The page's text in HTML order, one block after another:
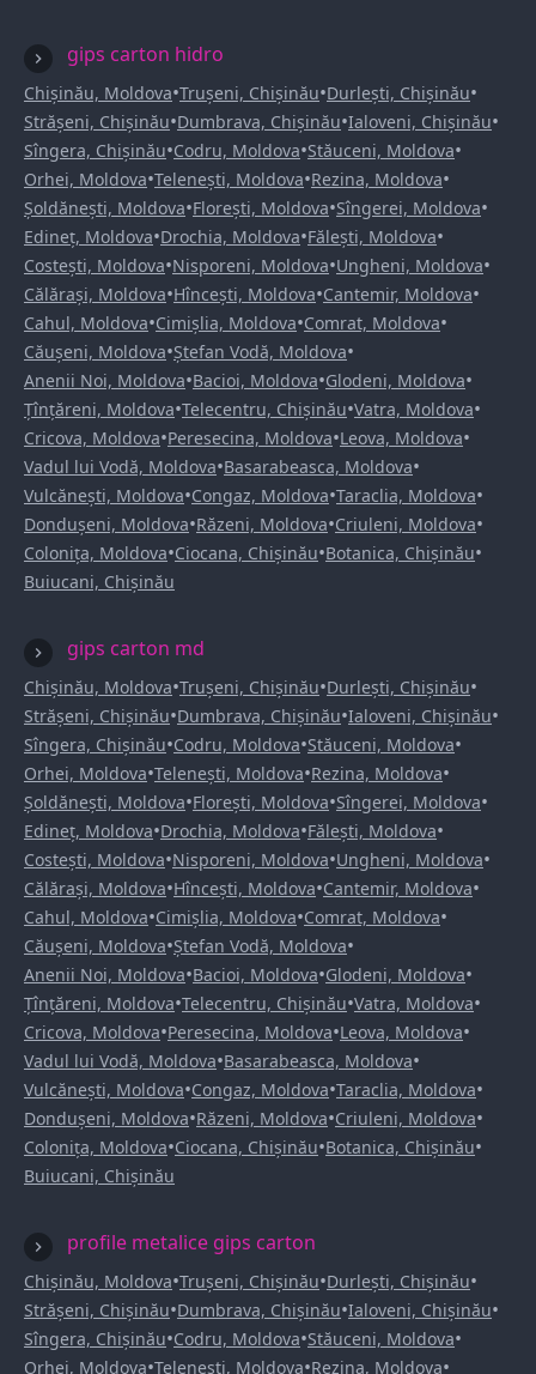
gips carton hidro
Chișinău, Moldova•Trușeni, Chișinău•Durlești, Chișinău•
Strășeni, Chișinău•Dumbrava, Chișinău•Ialoveni, Chișinău•
Sîngera, Chișinău•Codru, Moldova•Stăuceni, Moldova•
Orhei, Moldova•Telenești, Moldova•Rezina, Moldova•
Șoldănești, Moldova•Florești, Moldova•Sîngerei, Moldova•
Edineț, Moldova•Drochia, Moldova•Fălești, Moldova•
Costești, Moldova•Nisporeni, Moldova•Ungheni, Moldova•
Călărași, Moldova•Hîncești, Moldova•Cantemir, Moldova•
Cahul, Moldova•Cimișlia, Moldova•Comrat, Moldova•
Căușeni, Moldova•Ștefan Vodă, Moldova•
Anenii Noi, Moldova•Bacioi, Moldova•Glodeni, Moldova•
Țînțăreni, Moldova•Telecentru, Chișinău•Vatra, Moldova•
Cricova, Moldova•Peresecina, Moldova•Leova, Moldova•
Vadul lui Vodă, Moldova•Basarabeasca, Moldova•
Vulcănești, Moldova•Congaz, Moldova•Taraclia, Moldova•
Dondușeni, Moldova•Răzeni, Moldova•Criuleni, Moldova•
Colonița, Moldova•Ciocana, Chișinău•Botanica, Chișinău•
Buiucani, Chișinău
gips carton md
Chișinău, Moldova•Trușeni, Chișinău•Durlești, Chișinău•
Strășeni, Chișinău•Dumbrava, Chișinău•Ialoveni, Chișinău•
Sîngera, Chișinău•Codru, Moldova•Stăuceni, Moldova•
Orhei, Moldova•Telenești, Moldova•Rezina, Moldova•
Șoldănești, Moldova•Florești, Moldova•Sîngerei, Moldova•
Edineț, Moldova•Drochia, Moldova•Fălești, Moldova•
Costești, Moldova•Nisporeni, Moldova•Ungheni, Moldova•
Călărași, Moldova•Hîncești, Moldova•Cantemir, Moldova•
Cahul, Moldova•Cimișlia, Moldova•Comrat, Moldova•
Căușeni, Moldova•Ștefan Vodă, Moldova•
Anenii Noi, Moldova•Bacioi, Moldova•Glodeni, Moldova•
Țînțăreni, Moldova•Telecentru, Chișinău•Vatra, Moldova•
Cricova, Moldova•Peresecina, Moldova•Leova, Moldova•
Vadul lui Vodă, Moldova•Basarabeasca, Moldova•
Vulcănești, Moldova•Congaz, Moldova•Taraclia, Moldova•
Dondușeni, Moldova•Răzeni, Moldova•Criuleni, Moldova•
Colonița, Moldova•Ciocana, Chișinău•Botanica, Chișinău•
Buiucani, Chișinău
profile metalice gips carton
Chișinău, Moldova•Trușeni, Chișinău•Durlești, Chișinău•
Strășeni, Chișinău•Dumbrava, Chișinău•Ialoveni, Chișinău•
Sîngera, Chișinău•Codru, Moldova•Stăuceni, Moldova•
Orhei, Moldova•Telenești, Moldova•Rezina, Moldova•